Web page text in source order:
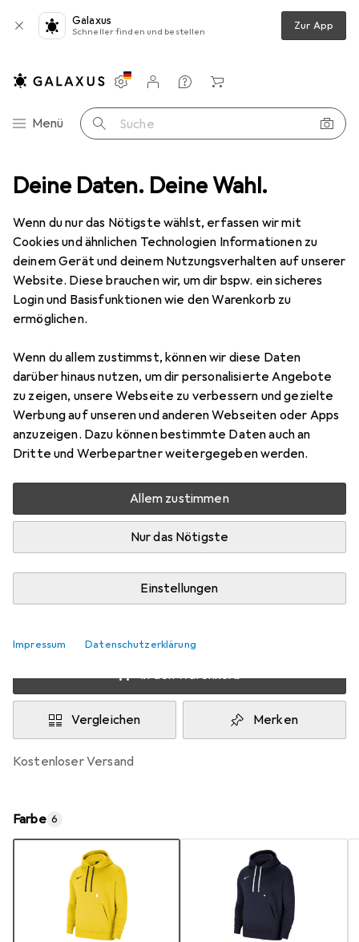
Deine Daten. Deine Wahl.
Wenn du nur das Nötigste wählst, erfassen wir mit
Cookies und ähnlichen Technologien Informationen zu
deinem Gerät und deinem Nutzungsverhalten auf unserer
Website. Diese brauchen wir, um dir bspw. ein sicheres
Login und Basisfunktionen wie den Warenkorb zu
ermöglichen.
Wenn du allem zustimmst, können wir diese Daten
darüber hinaus nutzen, um dir personalisierte Angebote
zu zeigen, unsere Webseite zu verbessern und gezielte
Werbung auf unseren und anderen Webseiten oder Apps
anzuzeigen. Dazu können bestimmte Daten auch an
Dritte und Werbepartner weitergegeben werden.
Allem zustimmen
Nur das Nötigste
Einstellungen
Impressum Datenschutzerklärung
Galaxus
Schneller finden und bestellen Zur App
Navigation nach Kategorien
Menü Suche
Einstellungen
Kundenkonto
Vergleichslisten
Merklisten
Warenkorb
Mode Alles in Mode Bekleidung Pullover
5 Bilder
NikePark 20
Preis in EUR inkl. MwSt.
EUR
46,40
Schneller lieferbar
Angebot für
EUR
69,62
Mehr von Nike
Zwischen Do, 20.8. und Di, 25.8. geliefert
Benachrichtigen, wenn schneller verfügbar
In den Warenkorb
Vergleichen Merken
kostenloser Versand
Farbe 6